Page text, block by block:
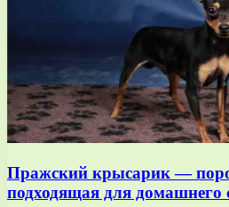
Пражский крысарик —
подходящая для